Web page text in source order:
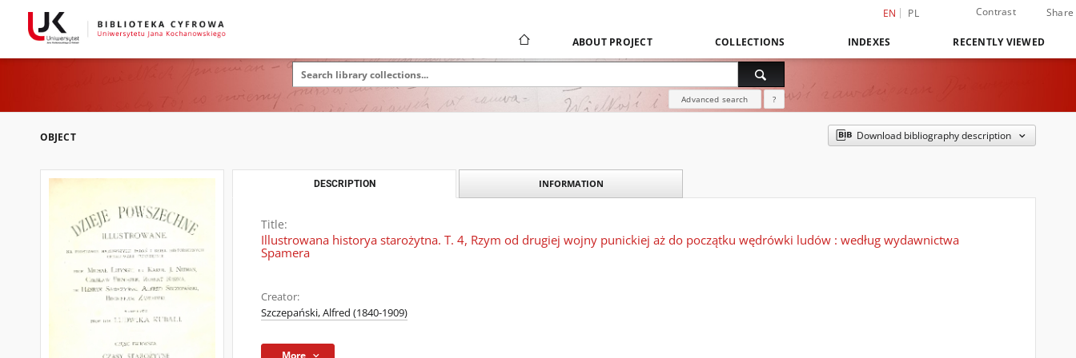
EN PL Contrast Share
ABOUT PROJECT COLLECTIONS INDEXES RECENTLY VIEWED
Advanced search ?
OBJECT Download bibliography description
DESCRIPTION INFORMATION
Title:
Illustrowana historya starożytna. T. 4, Rzym od drugiej wojny punickiej aż do początku wędrówki ludów : według wydawnictwa
Spamera
Creator:
Szczepański, Alfred (1840-1909)
More